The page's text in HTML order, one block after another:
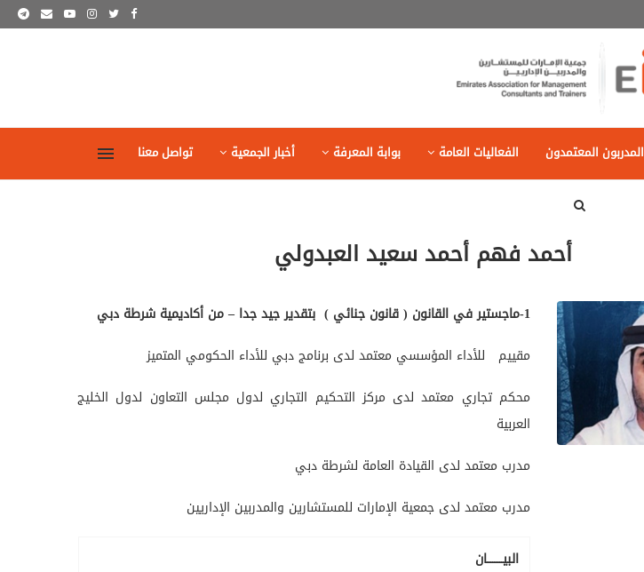
المدربون المعتمدون الفعاليات العامة بوابة المعرفة أخبار الجمعية تواصل معنا
أحمد فهم أحمد سعيد العبدولي
1-ماجستير في القانون ( قانون جنائي )
بتقدير جيد جدا – من أكاديمية شرطة دبي
مقييم للأداء المؤسسي معتمد لدى برنامج دبي للأداء الحكومي المتميز
محكم تجاري معتمد لدى مركز التحكيم التجاري لدول مجلس التعاون لدول الخليج
العربية
مدرب معتمد لدى القيادة العامة لشرطة دبي
مدرب معتمد لدى جمعية الإمارات للمستشارين والمدربين الإداريين
البيـــــــــان